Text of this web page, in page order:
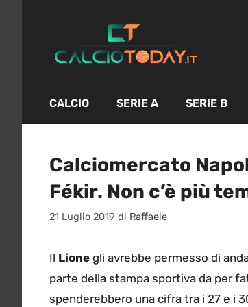
contenuto
CALCIO SERIE A SERIE B
Calciomercato
Fékir. Non c’è più
21 Luglio 2019 di Raffaele
Il Lione gli avrebbe permesso di
parte della stampa sportiva da per
spenderebbero una cifra tra i 27 e i